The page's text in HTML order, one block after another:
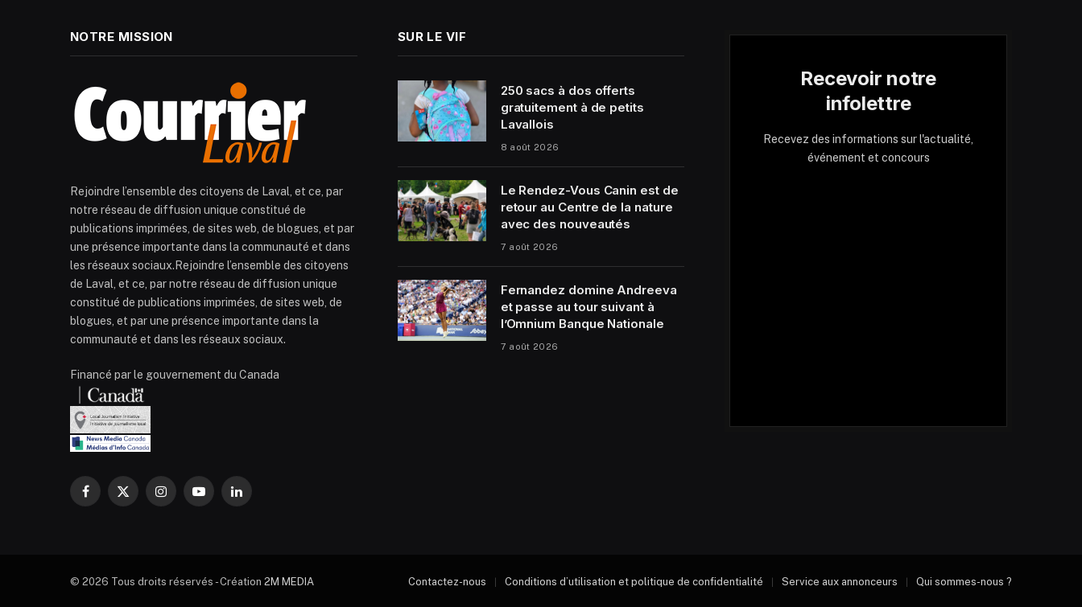
NOTRE MISSION
Rejoindre l’ensemble des citoyens de Laval, et ce, par
notre réseau de diffusion unique constitué de
publications imprimées, de sites web, de blogues, et par
une présence importante dans la communauté et dans
les réseaux sociaux.Rejoindre l’ensemble des citoyens
de Laval, et ce, par notre réseau de diffusion unique
constitué de publications imprimées, de sites web, de
blogues, et par une présence importante dans la
communauté et dans les réseaux sociaux.
Financé par le gouvernement du Canada
Facebook
X
InstagramYouTubeLinkedIn
SUR LE VIF
250 sacs à dos offerts
gratuitement à de petits
Lavallois
8 août 2026
Le Rendez-Vous Canin est de
retour au Centre de la nature
avec des nouveautés
7 août 2026
Fernandez domine Andreeva
et passe au tour suivant à
l’Omnium Banque Nationale
7 août 2026
Recevoir notre
infolettre
Recevez des informations sur l'actualité,
événement et concours
© 2026 Tous droits réservés - Création 2M MEDIA Contactez-nous Conditions d’utilisation et politique de confidentialité Service aux annonceurs Qui sommes-nous ?